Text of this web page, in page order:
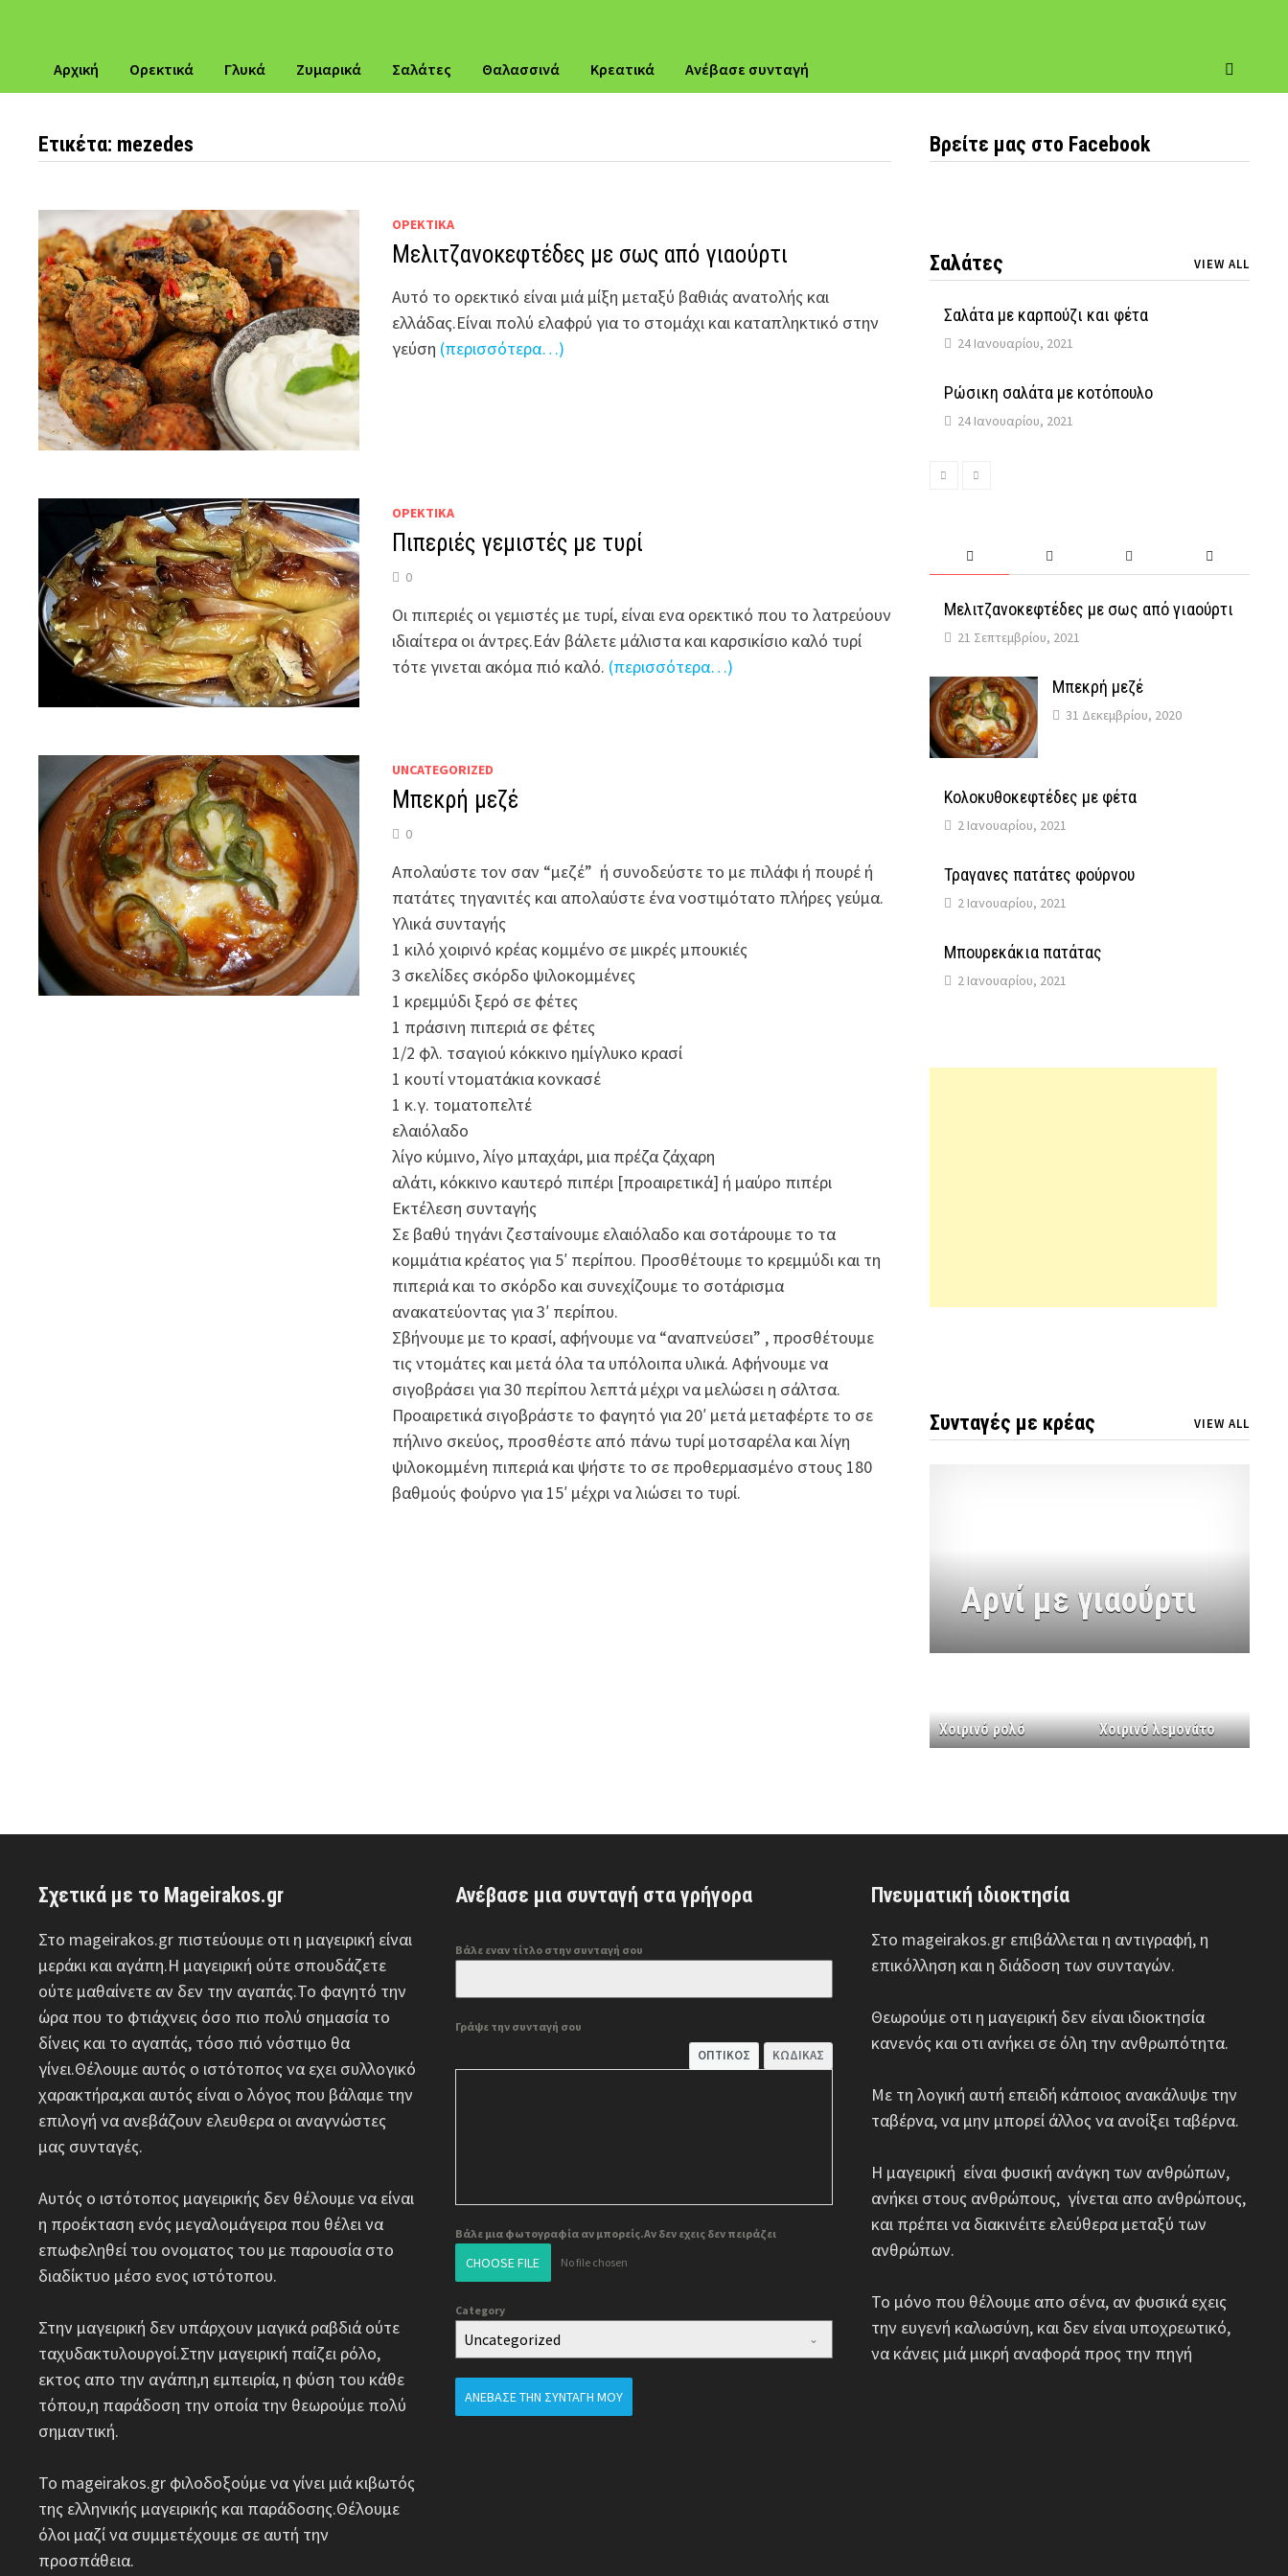
Αρχική Ορεκτικά Γλυκά Ζυμαρικά Σαλάτες Θαλασσινά Κρεατικά Ανέβασε συνταγή
Ετικέτα: mezedes
ΟΡΕΚΤΙΚΆ
Μελιτζανοκεφτέδες με σως από γιαούρτι
Αυτό το ορεκτικό είναι μιά μίξη μεταξύ βαθιάς ανατολής και
ελλάδας.Είναι πολύ ελαφρύ για το στομάχι και καταπληκτικό στην
γεύση (περισσότερα…)
ΟΡΕΚΤΙΚΆ
Πιπεριές γεμιστές με τυρί
0
Οι πιπεριές οι γεμιστές με τυρί, είναι ενα ορεκτικό που το λατρεύουν
ιδιαίτερα οι άντρες.Εάν βάλετε μάλιστα και καρσικίσιο καλό τυρί
τότε γινεται ακόμα πιό καλό. (περισσότερα…)
UNCATEGORIZED
Μπεκρή μεζέ
0
Απολαύστε τον σαν “μεζέ” ή συνοδεύστε το με πιλάφι ή πουρέ ή
πατάτες τηγανιτές και απολαύστε ένα νοστιμότατο πλήρες γεύμα.
Υλικά συνταγής
1 κιλό χοιρινό κρέας κομμένο σε μικρές μπουκιές
3 σκελίδες σκόρδο ψιλοκομμένες
1 κρεμμύδι ξερό σε φέτες
1 πράσινη πιπεριά σε φέτες
1/2 φλ. τσαγιού κόκκινο ημίγλυκο κρασί
1 κουτί ντοματάκια κονκασέ
1 κ.γ. τοματοπελτέ
ελαιόλαδο
λίγο κύμινο, λίγο μπαχάρι, μια πρέζα ζάχαρη
αλάτι, κόκκινο καυτερό πιπέρι [προαιρετικά] ή μαύρο πιπέρι
Εκτέλεση συνταγής
Σε βαθύ τηγάνι ζεσταίνουμε ελαιόλαδο και σοτάρουμε το τα
κομμάτια κρέατος για 5′ περίπου. Προσθέτουμε το κρεμμύδι και τη
πιπεριά και το σκόρδο και συνεχίζουμε το σοτάρισμα
ανακατεύοντας για 3′ περίπου.
Σβήνουμε με το κρασί, αφήνουμε να “αναπνεύσει” , προσθέτουμε
τις ντομάτες και μετά όλα τα υπόλοιπα υλικά. Αφήνουμε να
σιγοβράσει για 30 περίπου λεπτά μέχρι να μελώσει η σάλτσα.
Προαιρετικά σιγοβράστε το φαγητό για 20′ μετά μεταφέρτε το σε
πήλινο σκεύος, προσθέστε από πάνω τυρί μοτσαρέλα και λίγη
ψιλοκομμένη πιπεριά και ψήστε το σε προθερμασμένο στους 180
βαθμούς φούρνο για 15′ μέχρι να λιώσει το τυρί.
Βρείτε μας στο Facebook
Σαλάτες VIEW ALL
Σαλάτα με καρπούζι και φέτα
24 Ιανουαρίου, 2021
Ρώσικη σαλάτα με κοτόπουλο
24 Ιανουαρίου, 2021
Μελιτζανοκεφτέδες με σως από γιαούρτι
21 Σεπτεμβρίου, 2021
Μπεκρή μεζέ
31 Δεκεμβρίου, 2020
Κολοκυθοκεφτέδες με φέτα
2 Ιανουαρίου, 2021
Τραγανες πατάτες φούρνου
2 Ιανουαρίου, 2021
Μπουρεκάκια πατάτας
2 Ιανουαρίου, 2021
Συνταγές με κρέας VIEW ALL
Αρνί με γιαούρτι
Χοιρινό ρολό Χοιρινό λεμονάτο
Σχετικά με το Mageirakos.gr
Στο mageirakos.gr πιστεύουμε οτι η μαγειρική είναι
μεράκι και αγάπη.Η μαγειρική ούτε σπουδάζετε
ούτε μαθαίνετε αν δεν την αγαπάς.Το φαγητό την
ώρα που το φτιάχνεις όσο πιο πολύ σημασία το
δίνεις και το αγαπάς, τόσο πιό νόστιμο θα
γίνει.Θέλουμε αυτός ο ιστότοπος να εχει συλλογικό
χαρακτήρα,και αυτός είναι ο λόγος που βάλαμε την
επιλογή να ανεβάζουν ελευθερα οι αναγνώστες
μας συνταγές.
Αυτός ο ιστότοπος μαγειρικής δεν θέλουμε να είναι
η προέκταση ενός μεγαλομάγειρα που θέλει να
επωφεληθεί του ονοματος του με παρουσία στο
διαδίκτυο μέσο ενος ιστότοπου.
Στην μαγειρική δεν υπάρχουν μαγικά ραβδιά ούτε
ταχυδακτυλουργοί.Στην μαγειρική παίζει ρόλο,
εκτος απο την αγάπη,η εμπειρία, η φύση του κάθε
τόπου,η παράδοση την οποία την θεωρούμε πολύ
σημαντική.
Το mageirakos.gr φιλοδοξούμε να γίνει μιά κιβωτός
της ελληνικής μαγειρικής και παράδοσης.Θέλουμε
όλοι μαζί να συμμετέχουμε σε αυτή την
προσπάθεια.
Ανέβασε μια συνταγή στα γρήγορα
Βάλε εναν τίτλο στην συνταγή σου
Γράψε την συνταγή σου
ΟΠΤΙΚΌΣ ΚΏΔΙΚΑΣ
Βάλε μια φωτογραφία αν μπορείς.Αν δεν εχεις δεν πειράζει
CHOOSE FILE No file chosen
Category
Uncategorized
ΑΝΈΒΑΣΕ ΤΗΝ ΣΥΝΤΑΓΉ ΜΟΥ
Πνευματική ιδιοκτησία
Στο mageirakos.gr επιβάλλεται η αντιγραφή, η
επικόλληση και η διάδοση των συνταγών.
Θεωρούμε οτι η μαγειρική δεν είναι ιδιοκτησία
κανενός και οτι ανήκει σε όλη την ανθρωπότητα.
Με τη λογική αυτή επειδή κάποιος ανακάλυψε την
ταβέρνα, να μην μπορεί άλλος να ανοίξει ταβέρνα.
Η μαγειρική είναι φυσική ανάγκη των ανθρώπων,
ανήκει στους ανθρώπους, γίνεται απο ανθρώπους,
και πρέπει να διακινέιτε ελεύθερα μεταξύ των
ανθρώπων.
Το μόνο που θέλουμε απο σένα, αν φυσικά εχεις
την ευγενή καλωσύνη, και δεν είναι υποχρεωτικό,
να κάνεις μιά μικρή αναφορά προς την πηγή